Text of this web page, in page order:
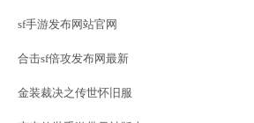
sf手游发布网站官网
合击sf倍攻发布网最新
金装裁决之传世怀旧服